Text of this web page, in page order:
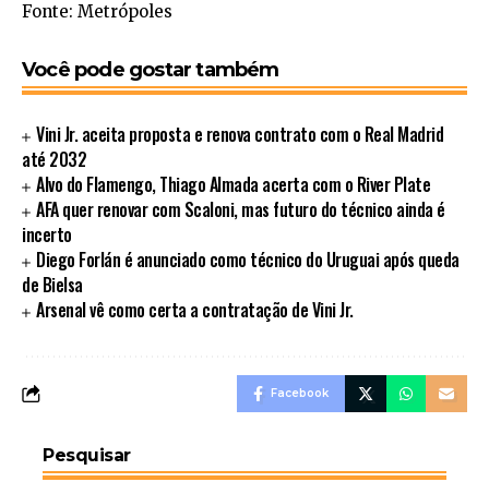
Fonte: Metrópoles
Você pode gostar também
Vini Jr. aceita proposta e renova contrato com o Real Madrid
até 2032
Alvo do Flamengo, Thiago Almada acerta com o River Plate
AFA quer renovar com Scaloni, mas futuro do técnico ainda é
incerto
Diego Forlán é anunciado como técnico do Uruguai após queda
de Bielsa
Arsenal vê como certa a contratação de Vini Jr.
Facebook
Pesquisar